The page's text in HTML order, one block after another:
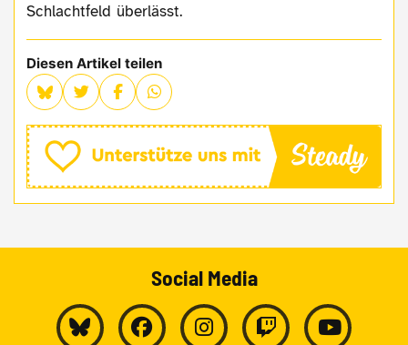
Schlachtfeld überlässt.
Diesen Artikel teilen
Social Media